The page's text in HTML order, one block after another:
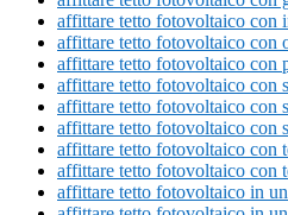
affittare tetto fotovoltaico con
affittare tetto fotovoltaico con
affittare tetto fotovoltaico con
affittare tetto fotovoltaico con
affittare tetto fotovoltaico con
affittare tetto fotovoltaico con
affittare tetto fotovoltaico con
affittare tetto fotovoltaico con
affittare tetto fotovoltaico in